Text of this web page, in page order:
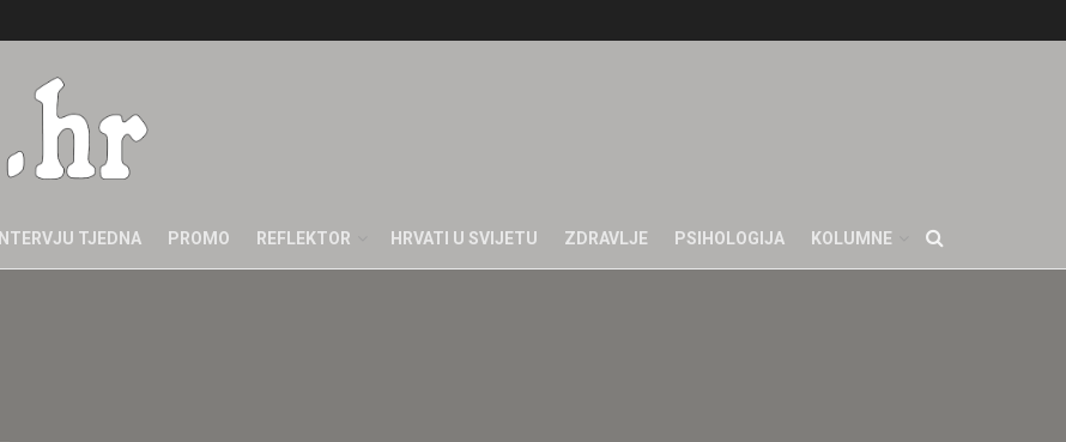
INTERVJU TJEDNA PROMO REFLEKTOR HRVATI U SVIJETU ZDRAVLJE PSIHOLOGIJA KOLUMNE